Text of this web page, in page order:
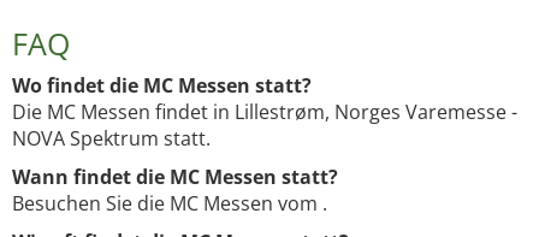
FAQ
Wo findet die MC Messen statt?
Die MC Messen findet in Lillestrøm, Norges Varemesse -
NOVA Spektrum statt.
Wann findet die MC Messen statt?
Besuchen Sie die MC Messen vom .